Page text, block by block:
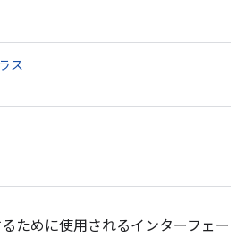
ス
ために使用されるインターフェー